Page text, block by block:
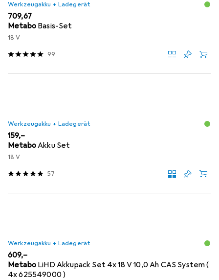
Werkzeugakku + Ladegerät
EUR
709,67
Metabo Basis-Set
18 V
99
Werkzeugakku + Ladegerät
EUR
159,–
MetaboAkku Set
18 V
57
Werkzeugakku + Ladegerät
EUR
609,–
Metabo LiHD Akkupack Set 4x 18 V 10,0 Ah CAS System (
4x 625549000 )